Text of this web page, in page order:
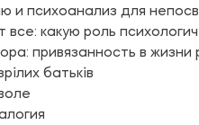
и психоанализ для
какую роль
привязанность в жизни
батьків